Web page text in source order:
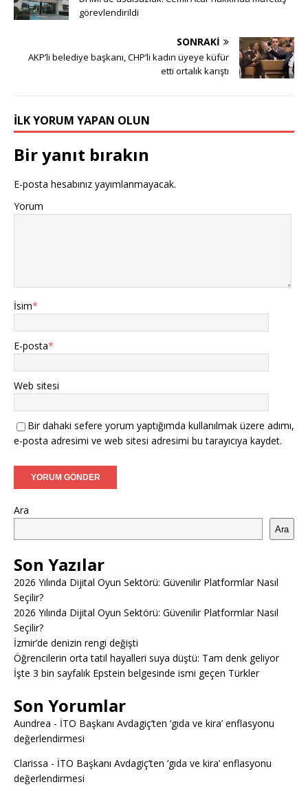
görevlendirildi
SONRAKI
AKP’li belediye başkanı, CHP’li kadın üyeye küfür
etti ortalık karıştı
İLK YORUM YAPAN OLUN
Bir yanıt bırakın
E-posta hesabınız yayımlanmayacak.
Yorum
İsim*
E-posta*
Web sitesi
Bir dahaki sefere yorum yaptığımda kullanılmak üzere adımı,
e-posta adresimi ve web sitesi adresimi bu tarayıcıya kaydet.
Ara
Ara
Son Yazılar
2026 Yılında Dijital Oyun Sektörü: Güvenilir Platformlar Nasıl
Seçilir?
2026 Yılında Dijital Oyun Sektörü: Güvenilir Platformlar Nasıl
Seçilir?
İzmir’de denizin rengi değişti
Öğrencilerin orta tatil hayalleri suya düştü: Tam denk geliyor
İşte 3 bin sayfalık Epstein belgesinde ismi geçen Türkler
Son Yorumlar
Aundrea - İTO Başkanı Avdagiç’ten ‘gıda ve kira’ enflasyonu
değerlendirmesi
Clarissa - İTO Başkanı Avdagiç’ten ‘gıda ve kira’ enflasyonu
değerlendirmesi